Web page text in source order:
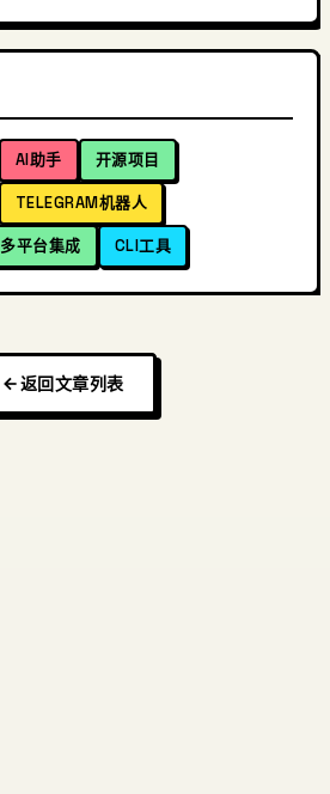
AI助手 开源项目
TELEGRAM机器人
多平台集成 CLI工具
返回文章列表